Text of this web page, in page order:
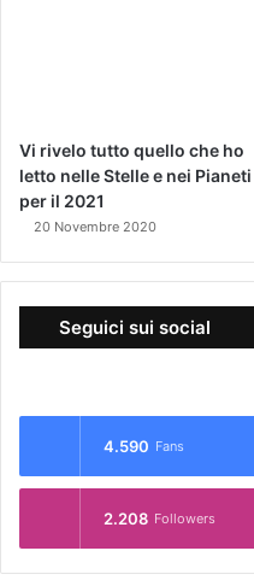
Vi rivelo tutto quello che ho
letto nelle Stelle e nei Pianeti
per il 2021
20 Novembre 2020
Seguici sui social
4.590 Fans
2.208 Followers